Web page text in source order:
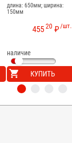
длина: 650мм; ширина:
150мм
/шт.
45520 ₽
наличие
КУПИТЬ